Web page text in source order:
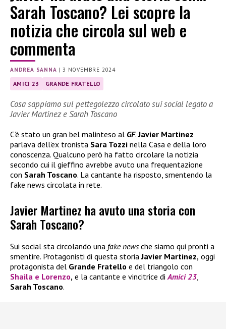
Sarah Toscano? Lei scopre la
notizia che circola sul web e
commenta
ANDREA SANNA |3 NOVEMBRE 2024
AMICI 23 GRANDE FRATELLO
Cosa sappiamo sul pettegolezzo circolato sui social legato a
Javier Martinez e Sarah Toscano
C’è stato un gran bel malinteso al GF.Javier Martinez
parlava dell’ex tronista Sara Tozzi nella Casa e della loro
conoscenza. Qualcuno però ha fatto circolare la notizia
secondo cui il gieffino avrebbe avuto una frequentazione
con Sarah Toscano. La cantante ha risposto, smentendo la
fake news circolata in rete.
Javier Martinez ha avuto una storia con
Sarah Toscano?
Sui social sta circolando una fake newsche siamo qui pronti a
smentire. Protagonisti di questa storiaJavier Martinez, oggi
protagonista del Grande Fratello e del triangolo con
Shaila e Lorenzo, e la cantante e vincitrice diAmici 23,
Sarah Toscano.